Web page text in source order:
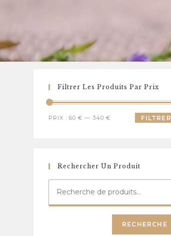
Filtrer Les Produits Par Prix
Prix
Prix
FILTRER
PRIX :60 € —340 €
Rechercher Un Produit
RECHERCHE